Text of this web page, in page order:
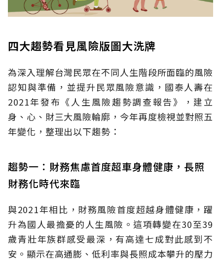
四大趨勢看見風險版圖大洗牌
為深入理解台灣民眾在不同人生階段所面臨的風險
認知與準備，並提升民眾風險意識，國泰人壽在
2021年發布《人生風險趨勢調查報告》，建立
身、心、財三大風險輪廓，今年再度檢視並對照五
年變化，整理出以下趨勢：
趨勢一：財務焦慮首度超車身體健康，長照
財務化時代來臨
與2021年相比，財務風險首度超越身體健康，躍
升為國人最擔憂的人生風險。這項轉變在30至39
歲青壯年族群感受最深，有高達七成對此感到不
安。顯示在高通膨、低利率與長照成本攀升的壓力